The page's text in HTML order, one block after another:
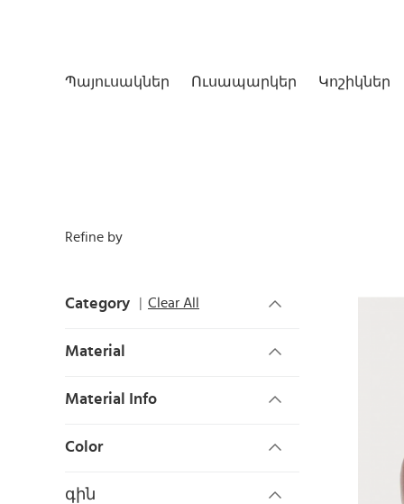
Պայուսակներ Ուսապարկեր Կոշիկներ
Refine by
Category Clear All
Material
Material Info
Color
գին